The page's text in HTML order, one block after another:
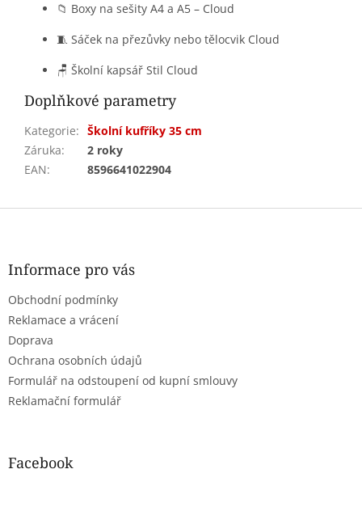
📁 Boxy na sešity A4 a A5 – Cloud
🧵 Sáček na přezůvky nebo tělocvik Cloud
🪑 Školní kapsář Stil Cloud
Doplňkové parametry
Kategorie: Školní kufříky 35 cm
Záruka:
2 roky
EAN: 8596641022904
Z
Informace pro vás
Obchodní podmínky
Reklamace a vrácení
Doprava
Ochrana osobních údajů
Formulář na odstoupení od kupní smlouvy
Reklamační formulář
Facebook